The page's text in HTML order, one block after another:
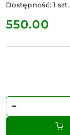
Dostępność:1 szt.
cena:
550.00
Ilość